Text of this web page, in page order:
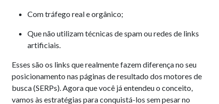
Com tráfego real e orgânico;
Que não utilizam técnicas de spam ou redes de links
artificiais.
Esses são os links que realmente fazem diferença no seu
posicionamento nas páginas de resultado dos motores de
busca (SERPs). Agora que você já entendeu o conceito,
vamos às estratégias para conquistá-los sem pesar no